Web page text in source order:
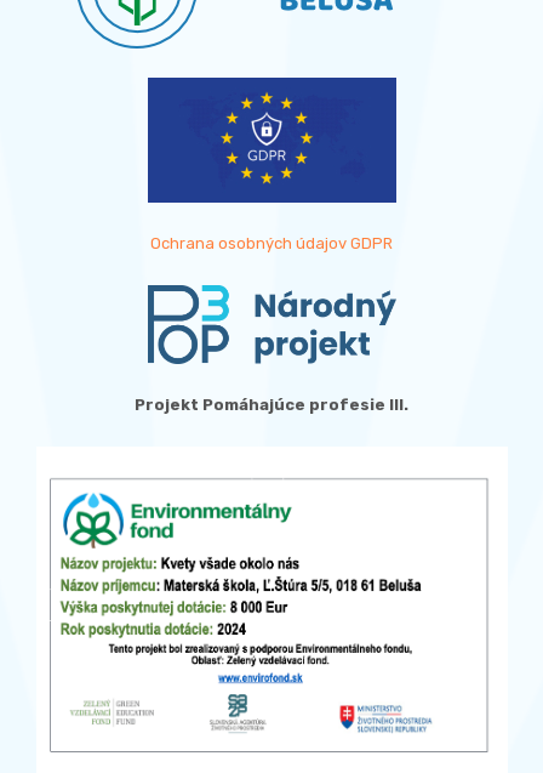
Ochrana osobných údajov GDPR
Projekt Pomáhajúce profesie III.